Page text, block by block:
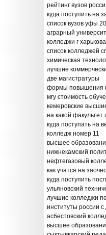
рейтинг вузов
куда поступить на
список вузов уфы
аграрный
колледжи г харькова
список колледжей
химическая
лучшие
две магистратуры
формы повышения
мгу стоимость
кемеровские
на какой факультет
куда поступать на
колледж номер 11
высшее
нижнекамский
нефтегазовый
как учатся на
куда поступить
ульяновский
лучшие колледжи
институты россии
асбестовский
высшее